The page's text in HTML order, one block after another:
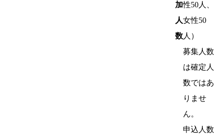
加
人
数
性50人、
女性50
人）
募集人数
は確定人
数ではあ
りませ
ん。
申込人数